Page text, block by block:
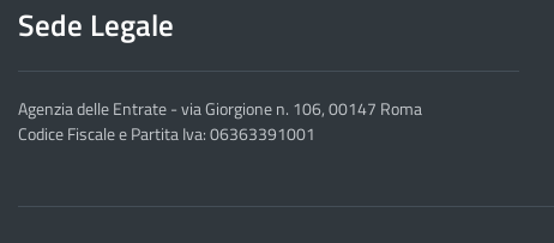
Sede Legale
Agenzia delle Entrate - via Giorgione n. 106, 00147 Roma
Codice Fiscale e Partita Iva: 06363391001